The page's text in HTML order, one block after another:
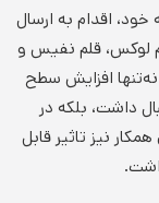
خود، اقدام به ارسال
لوکس، قلم نفیس و
افزایش سطح
داشت، بلکه در
نیز تاثیر قابل